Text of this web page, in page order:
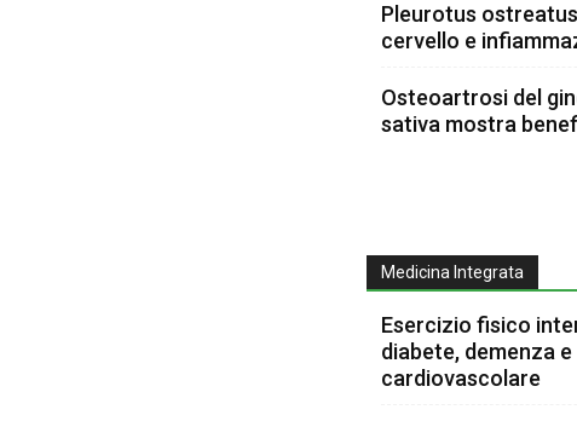
Pleurotus
cervello e
Osteoartrosi del
sativa mostra
Medicina Integrata
Esercizio fisico
diabete, demenza
cardiovascolare